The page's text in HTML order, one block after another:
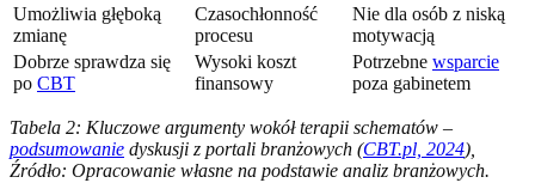
Umożliwia głęboką
zmianę
Czasochłonność
procesu
Nie dla osób z niską
motywacją
Dobrze sprawdza się
po CBT
Wysoki koszt
finansowy
Potrzebne wsparcie
poza gabinetem
Tabela 2: Kluczowe argumenty wokół terapii schematów –
podsumowanie dyskusji z portali branżowych (CBT.pl, 2024),
Źródło: Opracowanie własne na podstawie analiz branżowych.